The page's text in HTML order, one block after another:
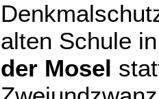
alten Schule
der Mosel